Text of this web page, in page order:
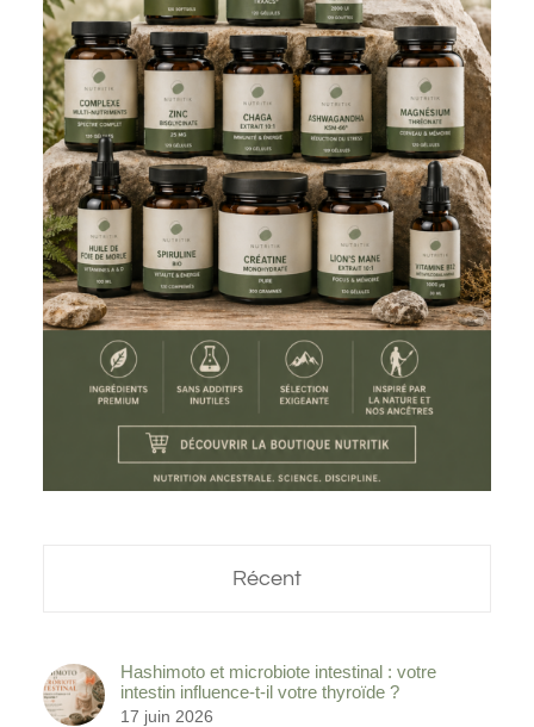
Récent
Hashimoto et microbiote intestinal : votre
intestin influence-t-il votre thyroïde ?
17 juin 2026